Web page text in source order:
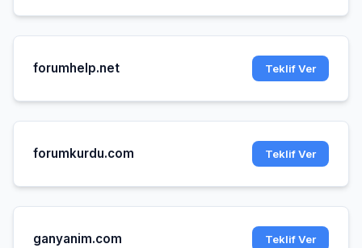
forumhelp.net Teklif Ver
forumkurdu.com Teklif Ver
ganyanim.com Teklif Ver